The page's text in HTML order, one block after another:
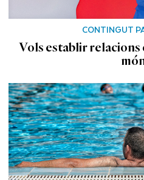
CONTINGUT
Vols establir relacions